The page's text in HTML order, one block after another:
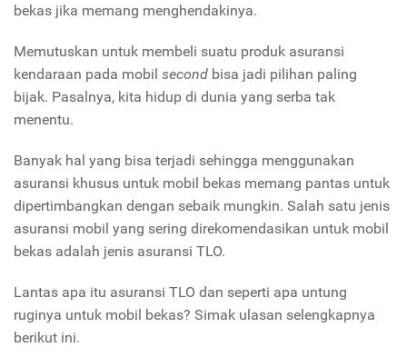
bekas jika memang menghendakinya.
Memutuskan untuk membeli suatu produk asuransi
kendaraan pada mobil second bisa jadi pilihan paling
bijak. Pasalnya, kita hidup di dunia yang serba tak
menentu.
Banyak hal yang bisa terjadi sehingga menggunakan
asuransi khusus untuk mobil bekas memang pantas untuk
dipertimbangkan dengan sebaik mungkin. Salah satu jenis
asuransi mobil yang sering direkomendasikan untuk mobil
bekas adalah jenis asuransi TLO.
Lantas apa itu asuransi TLO dan seperti apa untung
ruginya untuk mobil bekas? Simak ulasan selengkapnya
berikut ini.